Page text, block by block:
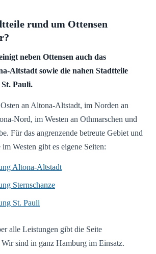
rund um Ottensen
neben Ottensen auch das
Altstadt sowie die nahen Stadtteile
Pauli.
an Altona-Altstadt, im Norden an
Nord, im Westen an Othmarschen und
Für das angrenzende betreute Gebiet und
Westen gibt es eigene Seiten:
Altona-Altstadt
Sternschanze
St. Pauli
alle Leistungen gibt die Seite
Wir sind in ganz Hamburg im Einsatz.